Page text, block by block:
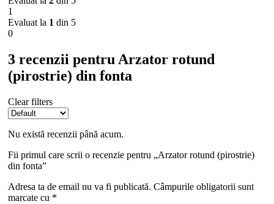
1
Evaluat la 1 din 5
0
3 recenzii pentru Arzator rotund
(pirostrie) din fonta
Clear filters
Nu există recenzii până acum.
Fii primul care scrii o recenzie pentru „Arzator rotund (pirostrie)
din fonta”
Adresa ta de email nu va fi publicată. Câmpurile obligatorii sunt
marcate cu *